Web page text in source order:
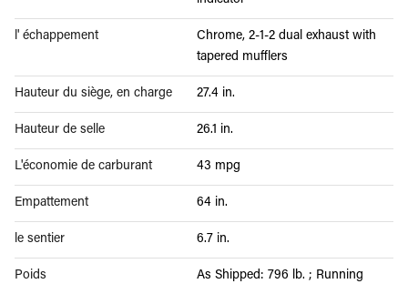
l' échappement
Chrome, 2-1-2 dual exhaust with
tapered mufflers
Hauteur du siège, en charge 27.4 in.
Hauteur de selle 26.1 in.
L'économie de carburant 43 mpg
Empattement 64 in.
le sentier 6.7 in.
Poids
As Shipped: 796 lb. ; Running